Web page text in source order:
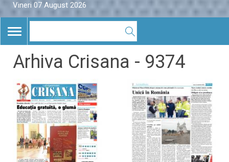
Vineri 07 August 2026
TOGGLE
NAVIGATION
Arhiva Crisana - 9374